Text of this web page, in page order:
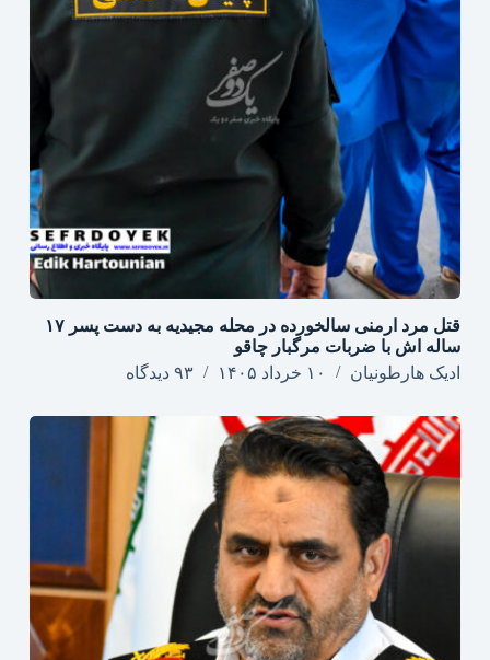
قتل مرد ارمنی سالخورده در محله مجیدیه به دست پسر ۱۷
ساله اش با ضربات مرگبار چاقو
ادیک هارطونیان
۱۰ خرداد ۱۴۰۵ ۹۳ دیدگاه